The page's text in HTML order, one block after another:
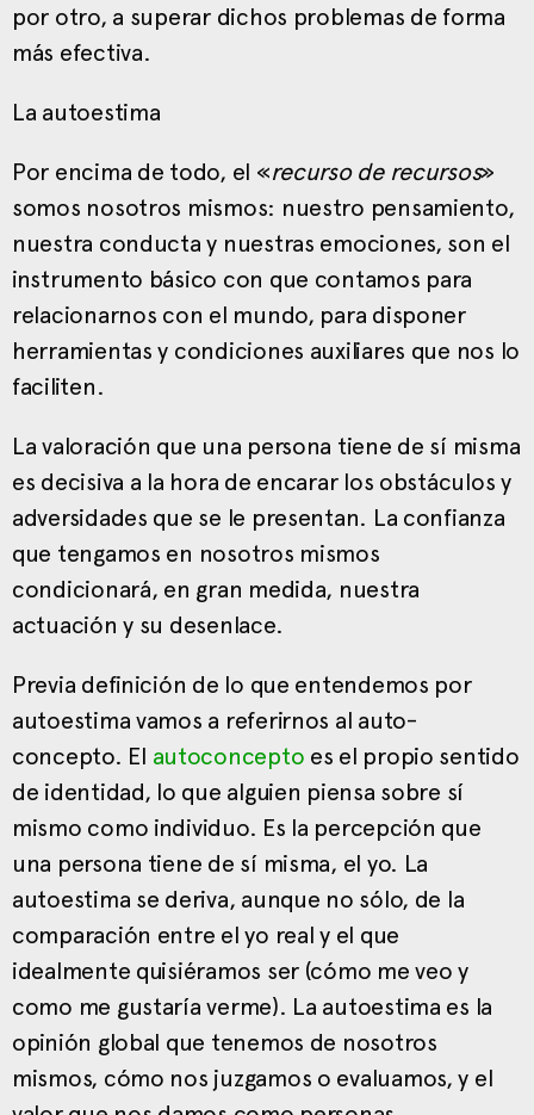
por otro, a superar dichos problemas de forma
más efectiva.
La autoestima
Por encima de todo, el «recurso de recursos»
somos nosotros mismos: nuestro pensamiento,
nuestra conducta y nuestras emociones, son el
instrumento básico con que contamos para
relacionarnos con el mundo, para disponer
herramientas y condiciones auxiliares que nos lo
faciliten.
La valoración que una persona tiene de sí misma
es decisiva a la hora de encarar los obstáculos y
adversidades que se le presentan. La confianza
que tengamos en nosotros mismos
condicionará, en gran medida, nuestra
actuación y su desenlace.
Previa definición de lo que entendemos por
autoestima vamos a referirnos al auto-
concepto. El autoconcepto es el propio sentido
de identidad, lo que alguien piensa sobre sí
mismo como individuo. Es la percepción que
una persona tiene de sí misma, el yo. La
autoestima se deriva, aunque no sólo, de la
comparación entre el yo real y el que
idealmente quisiéramos ser (cómo me veo y
como me gustaría verme). La autoestima es la
opinión global que tenemos de nosotros
mismos, cómo nos juzgamos o evaluamos, y el